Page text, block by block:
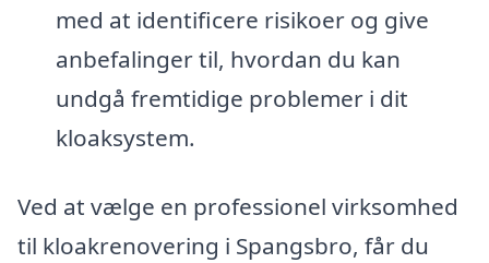
med at identificere risikoer og give
anbefalinger til, hvordan du kan
undgå fremtidige problemer i dit
kloaksystem.
Ved at vælge en professionel virksomhed
til kloakrenovering i Spangsbro, får du